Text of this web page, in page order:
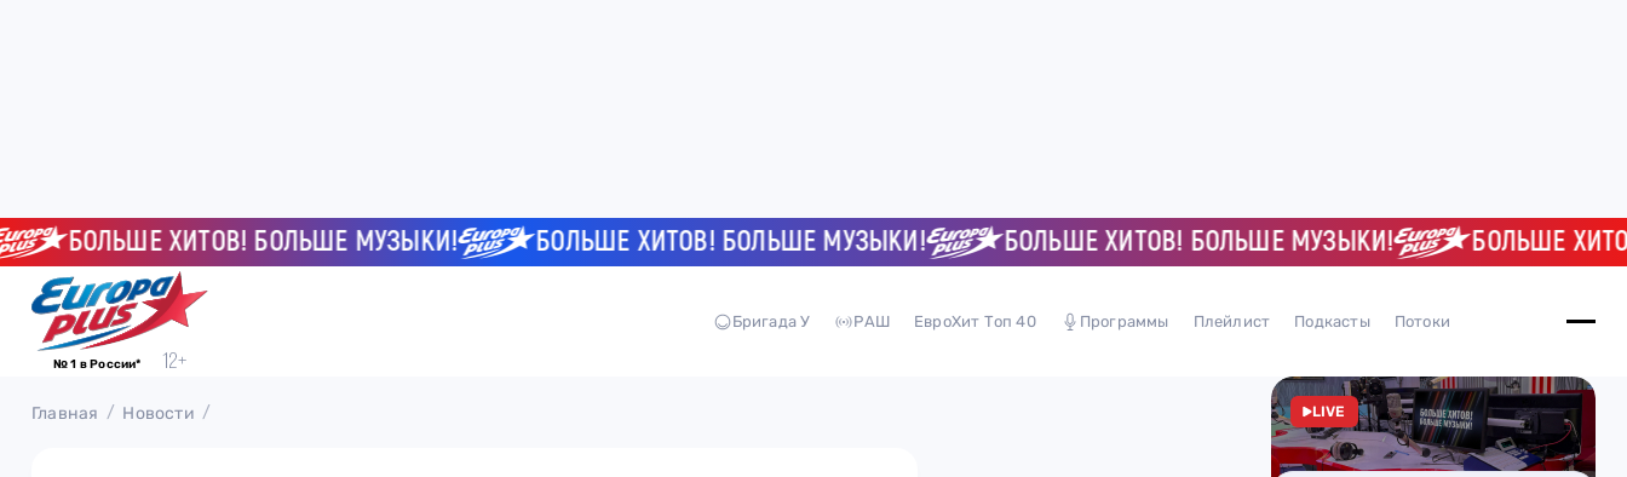
БОЛЬШЕ ХИТОВ! БОЛЬШЕ МУЗЫКИ! БОЛЬШЕ ХИТОВ! БОЛЬШЕ МУЗЫКИ! БОЛЬШЕ ХИТОВ! БОЛЬШЕ МУЗЫКИ! БОЛЬШЕ ХИТОВ!
№ 1 в России*
Бригада У РАШ ЕвроХит Топ 40 Программы Плейлист Подкасты Потоки
Главная Новости LIVE